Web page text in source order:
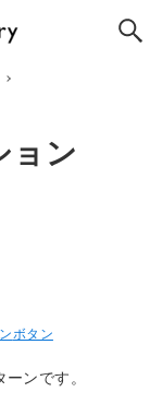
ョン
ボタン
ンです。